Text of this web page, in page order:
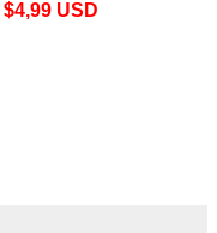
$4,99 USD